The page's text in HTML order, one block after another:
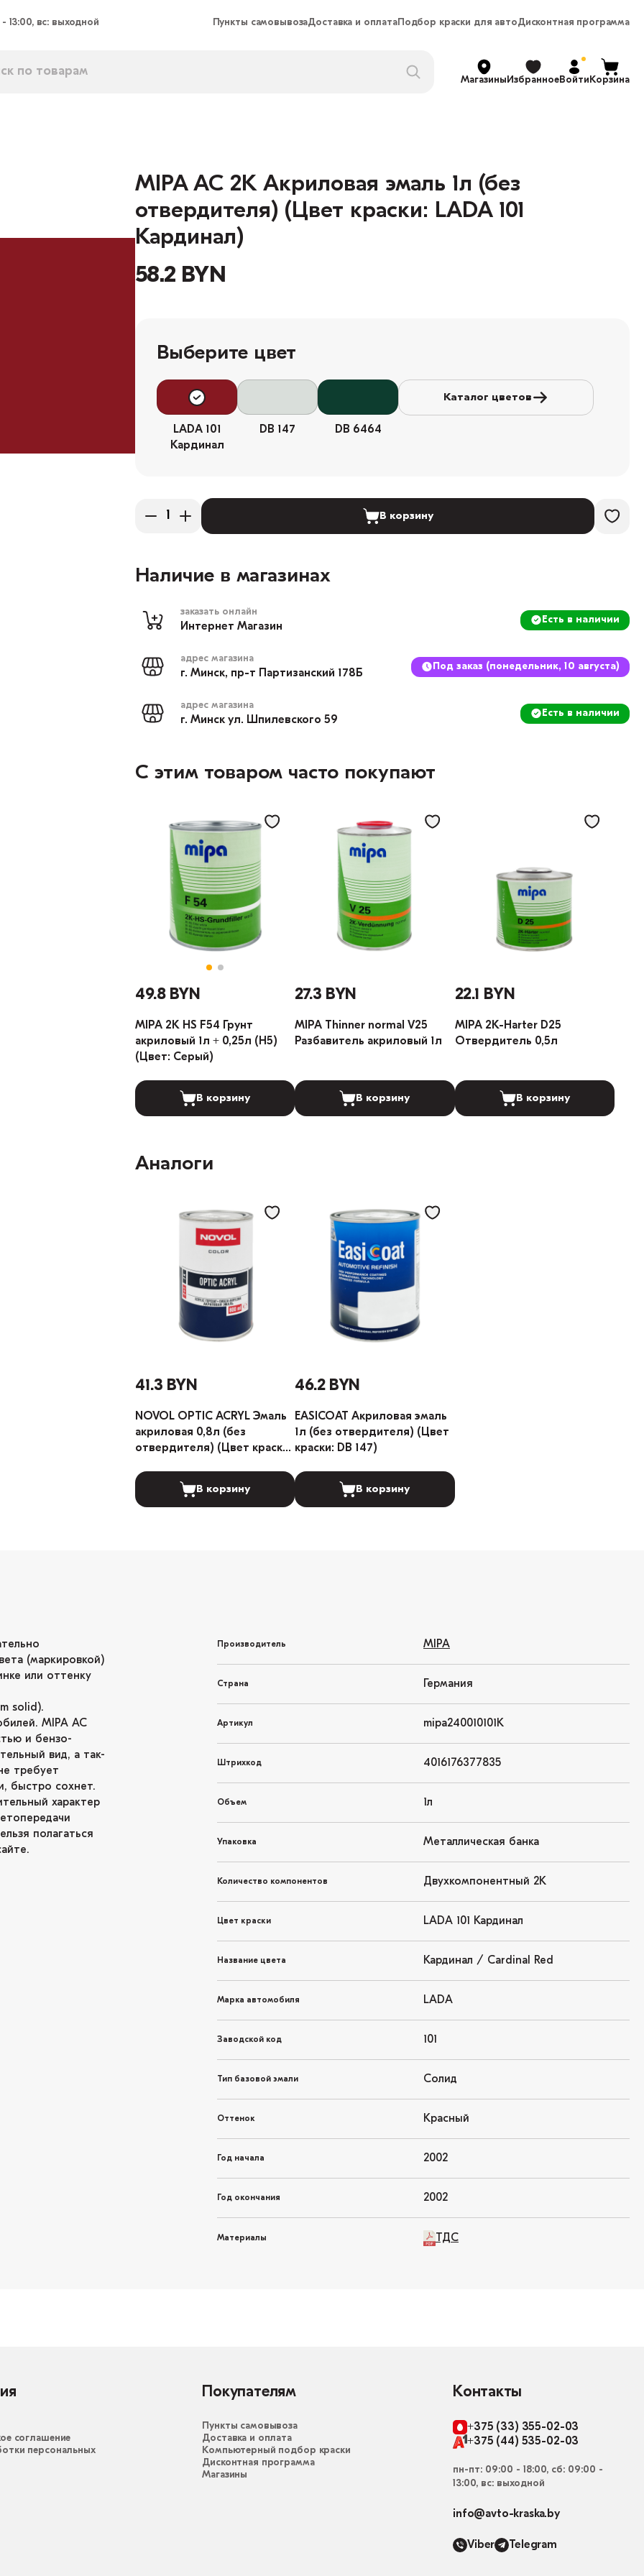
13:00, вс: выходной Пункты самовывозаДоставка и оплатаПодбор краски для автоДисконтная программа
МагазиныИзбранноеВойтиКорзина
MIPA AC 2K Акриловая эмаль 1л (без
отвердителя) (Цвет краски: LADA 101
Кардинал)
58.2 BYN
Выберите цвет
LADA 101
Кардинал
DB 147 DB 6464
Каталог цветов
В корзину
Наличие в магазинах
заказать онлайн
Интернет Магазин
Есть в наличии
адрес магазина
г. Минск, пр-т Партизанский 178Б
Под заказ (понедельник, 10 августа)
адрес магазина
г. Минск ул. Шпилевского 59
Есть в наличии
С этим товаром часто покупают
49.8 BYN
MIPA 2K HS F54 Грунт
акриловый 1л + 0,25л (H5)
(Цвет: Серый)
В корзину
27.3 BYN
MIPA Thinner normal V25
Разбавитель акриловый 1л
В корзину
22.1 BYN
MIPA 2K-Harter D25
Отвердитель 0,5л
В корзину
Аналоги
41.3 BYN
NOVOL OPTIC ACRYL Эмаль
акриловая 0,8л (без
отвердителя) (Цвет краски:
В корзину
46.2 BYN
EASICOAT Акриловая эмаль
1л (без отвердителя) (Цвет
краски: DB 147)
В корзину
(маркировкой)
или оттенку
solid).
MIPA AC
и бензо-
вид, а так-
требует
быстро сохнет.
характер
полагаться
Производитель MIPA
Страна Германия
Артикул mipa240010101K
Штрихкод 4016176377835
Объем 1л
Упаковка Металлическая банка
Количество компонентов Двухкомпонентный 2K
Цвет краски LADA 101 Кардинал
Название цвета Кардинал / Cardinal Red
Марка автомобиля LADA
Заводской код 101
Тип базовой эмали Солид
Оттенок Красный
Год начала 2002
Год окончания 2002
Материалы ТДС
соглашение
персональных
Покупателям
Пункты самовывоза
Доставка и оплата
Компьютерный подбор краски
Дисконтная программа
Магазины
Контакты
+375 (33) 355-02-03
+375 (44) 535-02-03
пн-пт: 09:00 - 18:00, сб: 09:00 -
13:00, вс: выходной
info@avto-kraska.by
Viber Telegram